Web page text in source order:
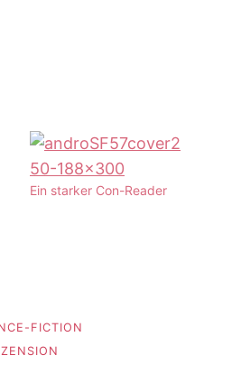
Ein starker Con-Reader
FICTION